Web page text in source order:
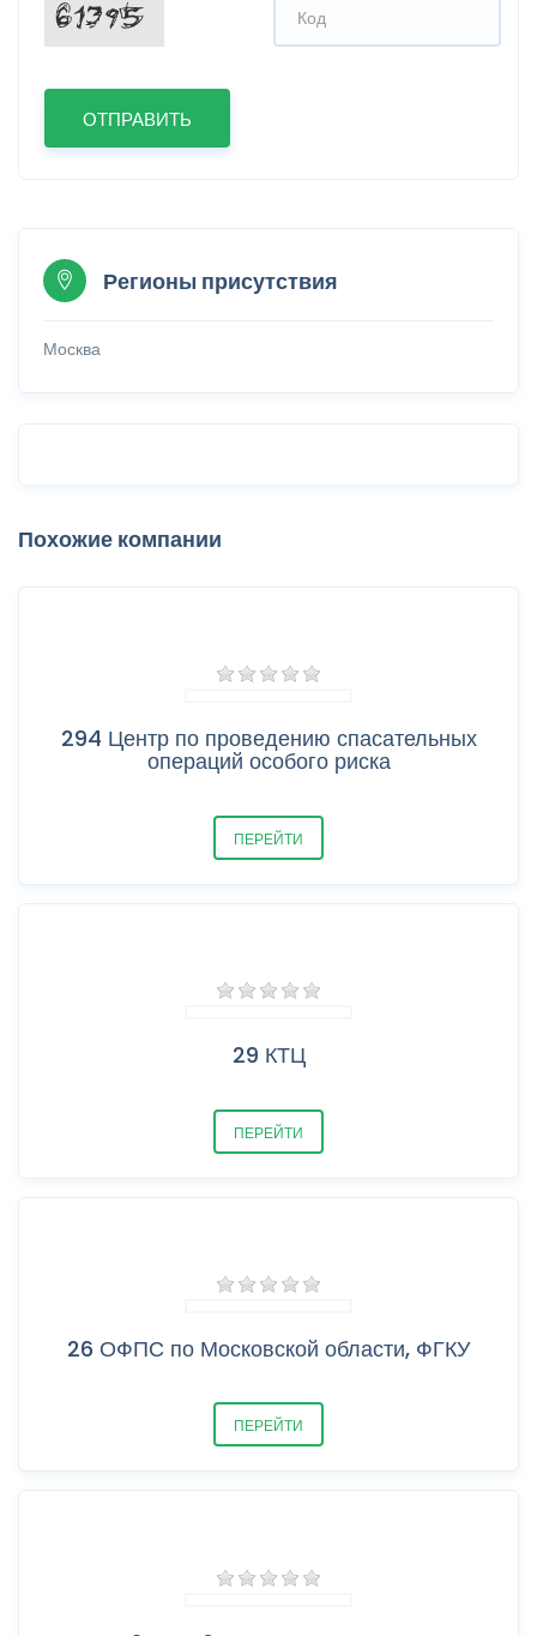
Регионы присутствия
Москва
Похожие компании
294 Центр по проведению спасательных
операций особого риска
ПЕРЕЙТИ
29 КТЦ
ПЕРЕЙТИ
26 ОФПС по Московской области, ФГКУ
ПЕРЕЙТИ